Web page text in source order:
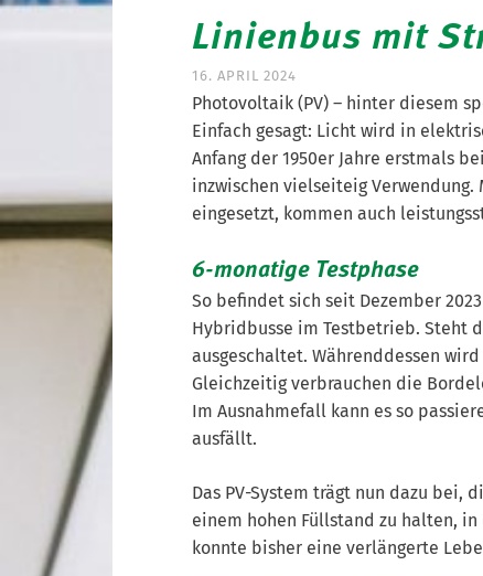
Linienbus mit
16. APRIL 2024
Photovoltaik (PV) – hinter diesem
Einfach gesagt: Licht wird in
Anfang der 1950er Jahre erstmals
inzwischen vielseiteig
eingesetzt, kommen auch
6-monatige Testphase
So befindet sich seit Dezember
Hybridbusse im Testbetrieb. Steht
ausgeschaltet. Währenddessen
Gleichzeitig verbrauchen die
Im Ausnahmefall kann es so
ausfällt.
Das PV-System trägt nun dazu bei,
einem hohen Füllstand zu halten,
konnte bisher eine verlängerte
Die Solarmodule wurden auf
Dänemark, welches sich